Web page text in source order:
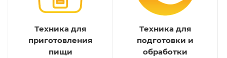
Техника для
приготовления
пищи
Техника для
подготовки и
обработки